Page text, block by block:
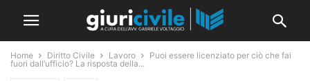
Home Diritto Civile Lavoro
Puoi essere licenziato per ciò che fai
fuori dall’ufficio? La risposta della...